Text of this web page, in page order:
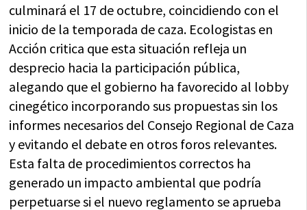
culminará el 17 de octubre, coincidiendo con el
inicio de la temporada de caza. Ecologistas en
Acción critica que esta situación refleja un
desprecio hacia la participación pública,
alegando que el gobierno ha favorecido al lobby
cinegético incorporando sus propuestas sin los
informes necesarios del Consejo Regional de Caza
y evitando el debate en otros foros relevantes.
Esta falta de procedimientos correctos ha
generado un impacto ambiental que podría
perpetuarse si el nuevo reglamento se aprueba